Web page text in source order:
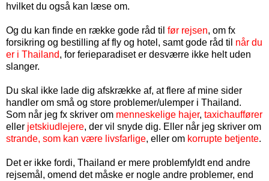
hvilket du også kan læse om.
Og du kan finde en række gode råd til før rejsen, om fx
forsikring og bestilling af fly og hotel, samt gode råd til når du
er i Thailand, for ferieparadiset er desværre ikke helt uden
slanger.
Du skal ikke lade dig afskrække af, at flere af mine sider
handler om små og store problemer/ulemper i Thailand.
Som når jeg fx skriver om menneskelige hajer, taxichauffører
eller jetskiudlejere, der vil snyde dig. Eller når jeg skriver om
strande, som kan være livsfarlige, eller om korrupte betjente.
Det er ikke fordi, Thailand er mere problemfyldt end andre
rejsemål, omend det måske er nogle andre problemer, end